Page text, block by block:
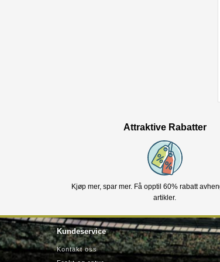
Attraktive Rabatter
Kjøp mer, spar mer. Få opptil 60% rabatt
artikler.
Kundeservice
Kontakt oss